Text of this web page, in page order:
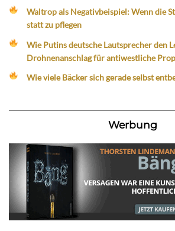
Waltrop als Negativbeispiel: Wenn die
statt zu pflegen
Wie Putins deutsche Lautsprecher den
Drohnenanschlag für antiwestliche
Wie viele Bäcker sich gerade selbst
Werbung